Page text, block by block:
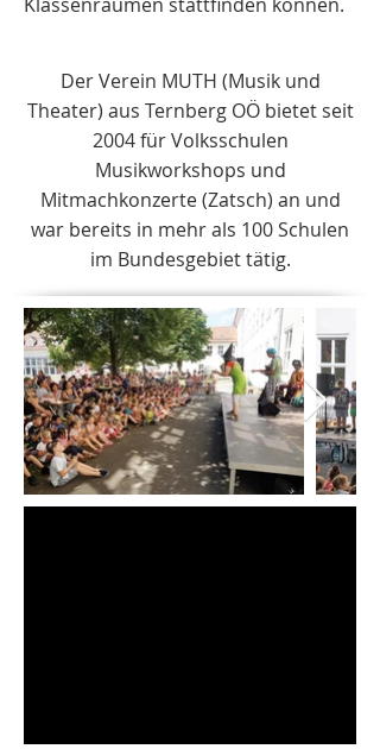
Der Verein MUTH (Musik und
Theater) aus Ternberg OÖ bietet seit
2004 für Volksschulen
Musikworkshops und
Mitmachkonzerte (Zatsch) an und
war bereits in mehr als 100 Schulen
im Bundesgebiet tätig.